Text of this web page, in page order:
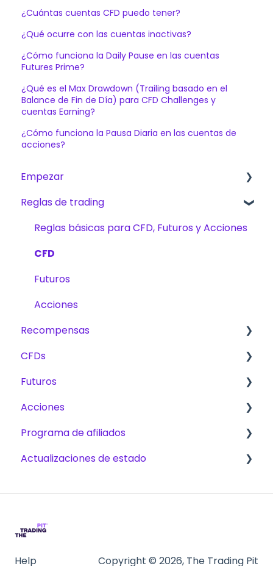
¿Cuántas cuentas CFD puedo tener?
¿Qué ocurre con las cuentas inactivas?
¿Cómo funciona la Daily Pause en las cuentas
Futures Prime?
¿Qué es el Max Drawdown (Trailing basado en el
Balance de Fin de Día) para CFD Challenges y
cuentas Earning?
¿Cómo funciona la Pausa Diaria en las cuentas de
acciones?
Empezar
Primeros pasos
The Trading Pit – Quiénes somos
Compras
Productos
Verificación de cuenta
Trading
Desafíos
Plan de Escalado
Reglas de trading
Reglas básicas para CFD, Futuros y Acciones
CFD
Futuros
Acciones
Recompensas
Comisiones
Métodos de recompensas
CFDs
Productos
Trading
Desafíos
Plataformas
Futuros
Plan de Escalado
Challenges
Operaciones bursátiles - Datos del mercado
Tradovate
Quantower
Acciones
Desafíos
Programa de afiliados
Pagos
Actualizaciones de estado
Help Copyright © 2026, The Trading Pit